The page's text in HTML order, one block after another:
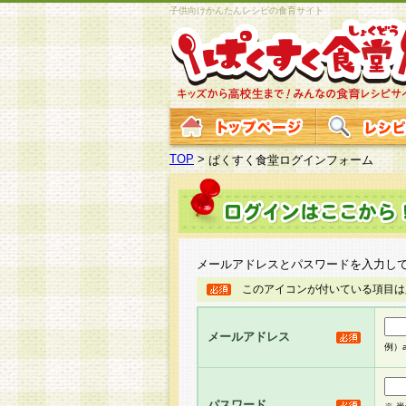
子供向けかんたんレシピの食育サイト
TOP >ぱくすく食堂ログインフォーム
メールアドレスとパスワードを入力し
このアイコンが付いている項目
メールアドレス
例）